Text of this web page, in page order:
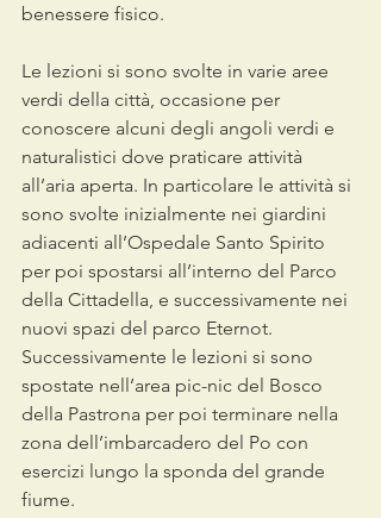
benessere fisico.
Le lezioni si sono svolte in varie aree
verdi della città, occasione per
conoscere alcuni degli angoli verdi e
naturalistici dove praticare attività
all’aria aperta. In particolare le attività si
sono svolte inizialmente nei giardini
adiacenti all’Ospedale Santo Spirito
per poi spostarsi all’interno del Parco
della Cittadella, e successivamente nei
nuovi spazi del parco Eternot.
Successivamente le lezioni si sono
spostate nell’area pic-nic del Bosco
della Pastrona per poi terminare nella
zona dell’imbarcadero del Po con
esercizi lungo la sponda del grande
fiume.